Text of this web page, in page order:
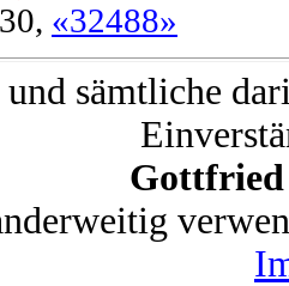
«32488»
sämtliche
Gottfried